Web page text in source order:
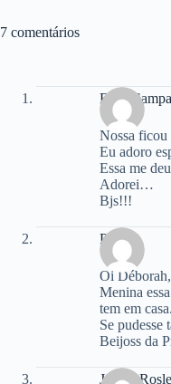
7 comentários
Edna
Nossa
Eu adoro
Essa me
Adorei…
Bjs!!!
Pri
Oi
Menina
tem em casa.
Se pudesse
Beijoss da
Jotta e